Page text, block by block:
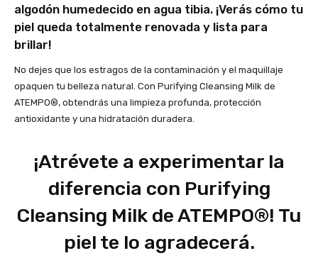
algodón humedecido en agua tibia. ¡Verás cómo tu
piel queda totalmente renovada y lista para
brillar!
No dejes que los estragos de la contaminación y el maquillaje
opaquen tu belleza natural. Con Purifying Cleansing Milk de
ATEMPO®, obtendrás una limpieza profunda, protección
antioxidante y una hidratación duradera.
¡Atrévete a experimentar la
diferencia con Purifying
Cleansing Milk de ATEMPO®! Tu
piel te lo agradecerá.